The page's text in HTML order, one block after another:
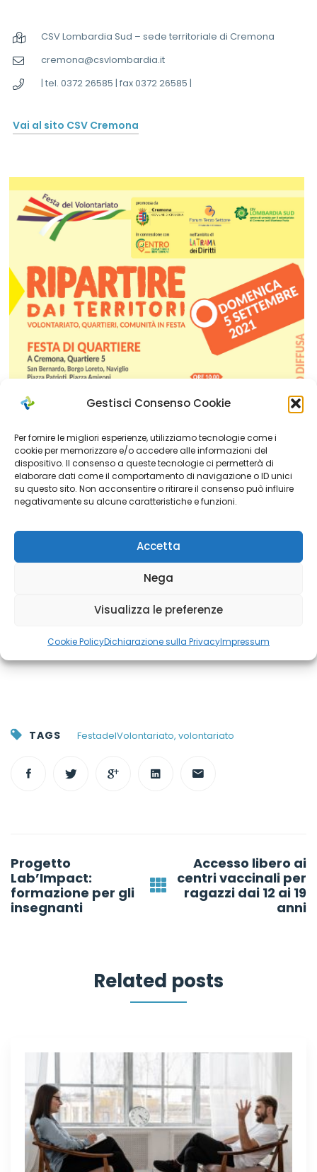
Gestisci Consenso Cookie
Per fornire le migliori esperienze, utilizziamo tecnologie come i
cookie per memorizzare e/o accedere alle informazioni del
dispositivo. Il consenso a queste tecnologie ci permetterà di
elaborare dati come il comportamento di navigazione o ID unici
su questo sito. Non acconsentire o ritirare il consenso può influire
negativamente su alcune caratteristiche e funzioni.
Accetta
Nega
Visualizza le preferenze
Cookie PolicyDichiarazione sulla PrivacyImpressum
CSV Lombardia Sud – sede territoriale di Cremona
cremona@csvlombardia.it
| tel. 0372 26585 | fax 0372 26585 |
Vai al sito CSV Cremona
TAGS FestadelVolontariato, volontariato
navigation
Progetto
Lab’Impact:
formazione per gli
insegnanti
Accesso libero ai
centri vaccinali per
ragazzi dai 12 ai 19
anni
Related posts